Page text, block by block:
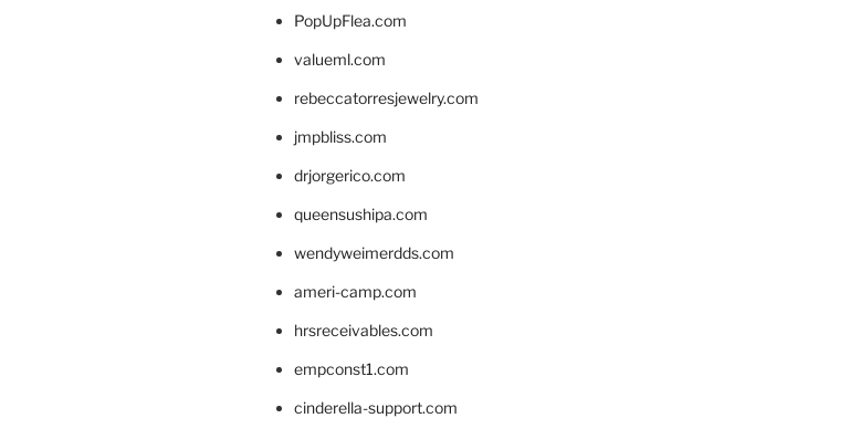
PopUpFlea.com
valueml.com
rebeccatorresjewelry.com
jmpbliss.com
drjorgerico.com
queensushipa.com
wendyweimerdds.com
ameri-camp.com
hrsreceivables.com
empconst1.com
cinderella-support.com